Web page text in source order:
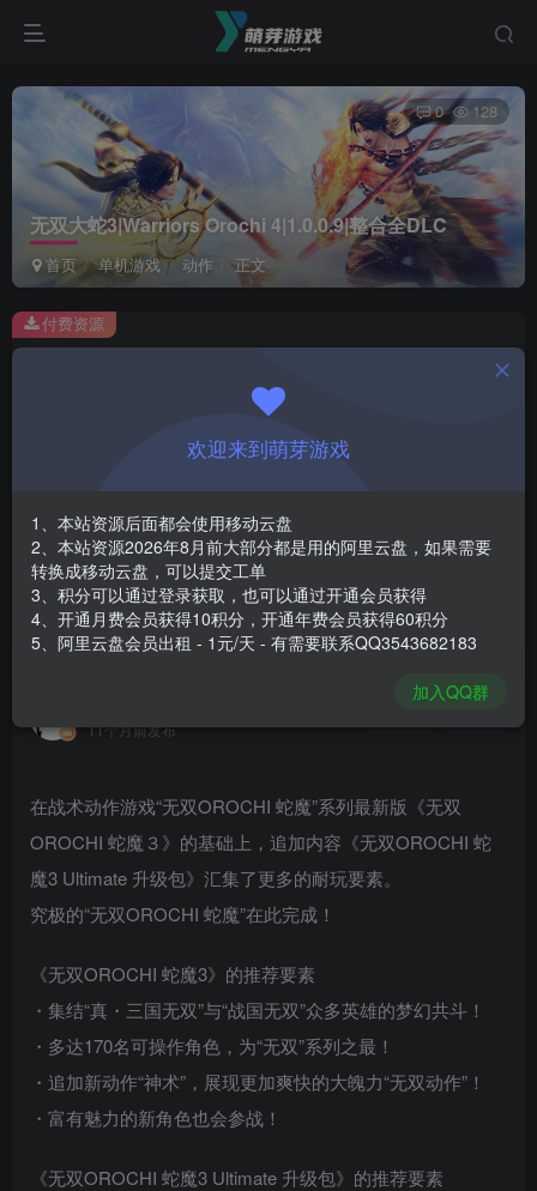
无双大蛇3|Warriors Orochi 4|1.0.0.9|整合全DLC
首页 单机游戏 动作 正文
0 128
此内容为付费资源，请付费后查看
￥1
免费
登录购买
安装包大小
游戏本体大小
24.49 GB
付费资源
11个月前发布
在战术动作游戏“无双OROCHI 蛇魔”系列最新版《无双
OROCHI 蛇魔３》的基础上，追加内容《无双OROCHI 蛇
魔3 Ultimate 升级包》汇集了更多的耐玩要素。
究极的“无双OROCHI 蛇魔”在此完成！
《无双OROCHI 蛇魔3》的推荐要素
・集结“真・三国无双”与“战国无双”众多英雄的梦幻共斗！
・多达170名可操作角色，为“无双”系列之最！
・追加新动作“神术”，展现更加爽快的大魄力“无双动作”！
・富有魅力的新角色也会参战！
《无双OROCHI 蛇魔3 Ultimate 升级包》的推荐要素
欢迎来到萌芽游戏
1、本站资源后面都会使用移动云盘
2、本站资源2026年8月前大部分都是用的阿里云盘，如果需要
转换成移动云盘，可以提交工单
3、积分可以通过登录获取，也可以通过开通会员获得
4、开通月费会员获得10积分，开通年费会员获得60积分
5、阿里云盘会员出租 - 1元/天 - 有需要联系QQ3543682183
加入QQ群